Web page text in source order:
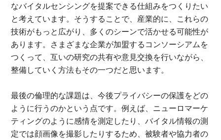
なバイタルセンシングを提案できる仕組みをつくりたい
と考えています。そうすることで、産業的に、これらの
技術がもっと広がり、多くのシーンで活かせる可能性が
あります。さまざまな企業が加盟するコンソーシアムを
つくって、互いの研究の共有や意見交換を行いながら、
整備していく方法もその一つだと思います。
最後の倫理的な課題は、今後プライバシーの保護をどの
ように行うのかという点です。例えば、ニューロマーケ
ティングのように感情を測定したり、バイタル情報の測
定では顔画像を撮影したりするため、被験者や協力者の